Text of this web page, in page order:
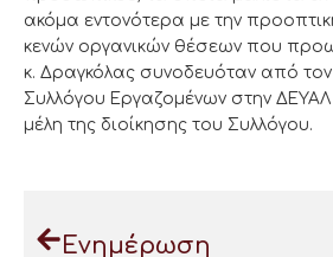
ακόμα εντονότερα με την
κενών οργανικών θέσεων που
κ. Δραγκόλας συνοδευόταν από
Συλλόγου Εργαζομένων στην ΔΕΥΑΛ
μέλη της διοίκησης του Συλλόγου.
Ενημέρωση